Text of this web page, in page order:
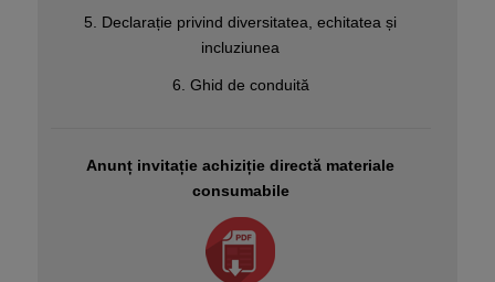
5. Declarație privind diversitatea, echitatea și
incluziunea
6. Ghid de conduită
Anunț invitație achiziție directă materiale
consumabile